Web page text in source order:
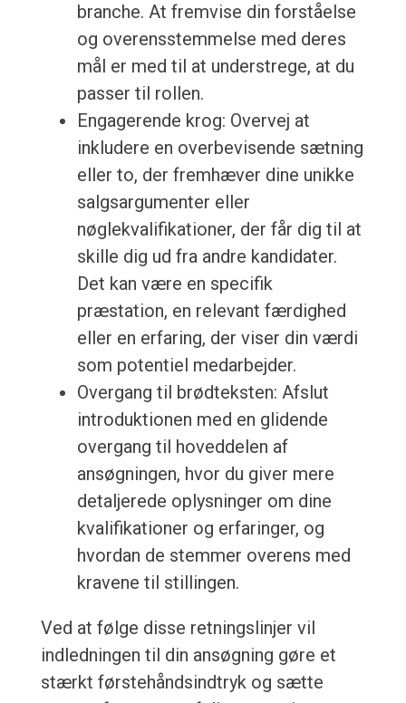
branche. At fremvise din forståelse
og overensstemmelse med deres
mål er med til at understrege, at du
passer til rollen.
Engagerende krog: Overvej at
inkludere en overbevisende sætning
eller to, der fremhæver dine unikke
salgsargumenter eller
nøglekvalifikationer, der får dig til at
skille dig ud fra andre kandidater.
Det kan være en specifik
præstation, en relevant færdighed
eller en erfaring, der viser din værdi
som potentiel medarbejder.
Overgang til brødteksten: Afslut
introduktionen med en glidende
overgang til hoveddelen af
ansøgningen, hvor du giver mere
detaljerede oplysninger om dine
kvalifikationer og erfaringer, og
hvordan de stemmer overens med
kravene til stillingen.
Ved at følge disse retningslinjer vil
indledningen til din ansøgning gøre et
stærkt førstehåndsindtryk og sætte